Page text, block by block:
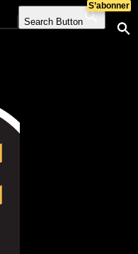
Search Button
S’abonner